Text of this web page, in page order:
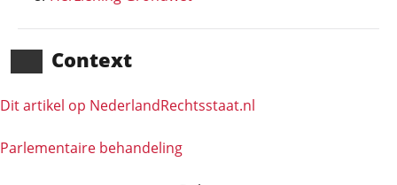
Context
Dit artikel op NederlandRechts­staat.nl
Parlementaire behandeling